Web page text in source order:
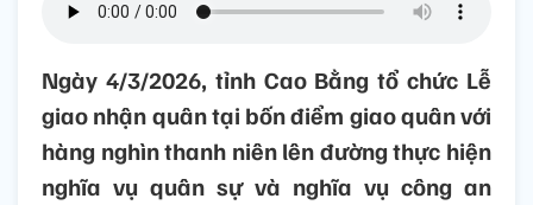
Ngày 4/3/2026, tỉnh Cao Bằng tổ chức Lễ
giao nhận quân tại bốn điểm giao quân với
hàng nghìn thanh niên lên đường thực hiện
nghĩa vụ quân sự và nghĩa vụ công an